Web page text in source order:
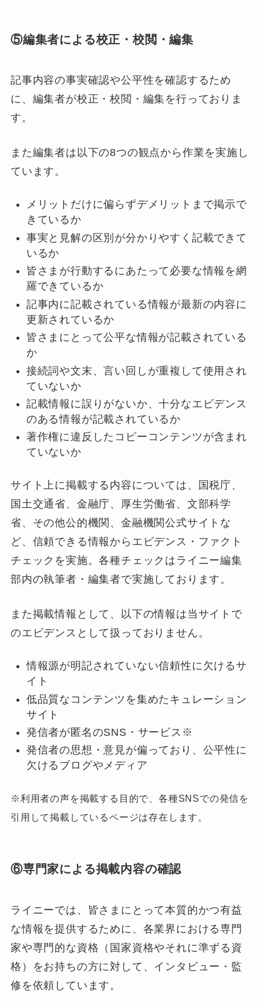
⑤編集者による校正・校閲・編集
記事内容の事実確認や公平性を確認するため
に、編集者が校正・校閲・編集を行っておりま
す。
また編集者は以下の8つの観点から作業を実施し
ています。
メリットだけに偏らずデメリットまで掲示で
きているか
事実と見解の区別が分かりやすく記載できて
いるか
皆さまが行動するにあたって必要な情報を網
羅できているか
記事内に記載されている情報が最新の内容に
更新されているか
皆さまにとって公平な情報が記載されている
か
接続詞や文末、言い回しが重複して使用され
ていないか
記載情報に誤りがないか、十分なエビデンス
のある情報が記載されているか
著作権に違反したコピーコンテンツが含まれ
ていないか
サイト上に掲載する内容については、国税庁、
国土交通省、金融庁、厚生労働省、文部科学
省、その他公的機関、金融機関公式サイトな
ど、信頼できる情報からエビデンス・ファクト
チェックを実施。各種チェックはライニー編集
部内の執筆者・編集者で実施しております。
また掲載情報として、以下の情報は当サイトで
のエビデンスとして扱っておりません。
情報源が明記されていない信頼性に欠けるサ
イト
低品質なコンテンツを集めたキュレーション
サイト
発信者が匿名のSNS・サービス※
発信者の思想・意見が偏っており、公平性に
欠けるブログやメディア
※利用者の声を掲載する目的で、各種SNSでの発信を
引用して掲載しているページは存在します。
⑥専門家による掲載内容の確認
ライニーでは、皆さまにとって本質的かつ有益
な情報を提供するために、各業界における専門
家や専門的な資格（国家資格やそれに準ずる資
格）をお持ちの方に対して、インタビュー・監
修を依頼しています。